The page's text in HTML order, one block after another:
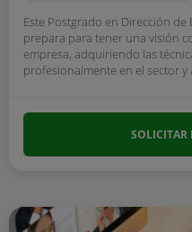
Este Postgrado en Dirección de
prepara para tener una visión
empresa, adquiriendo las
profesionalmente en el sector y